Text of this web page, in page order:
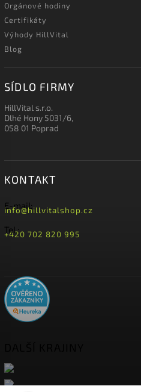
Orgánové hodiny
Certifikáty
Výhody HillVital
Blog
SÍDLO FIRMY
HillVital s.r.o.
Dlhé Hony 5031/6,
058 01 Poprad
KONTAKT
E-mail:
info@hillvitalshop.cz
Tel.:
+420 702 820 995